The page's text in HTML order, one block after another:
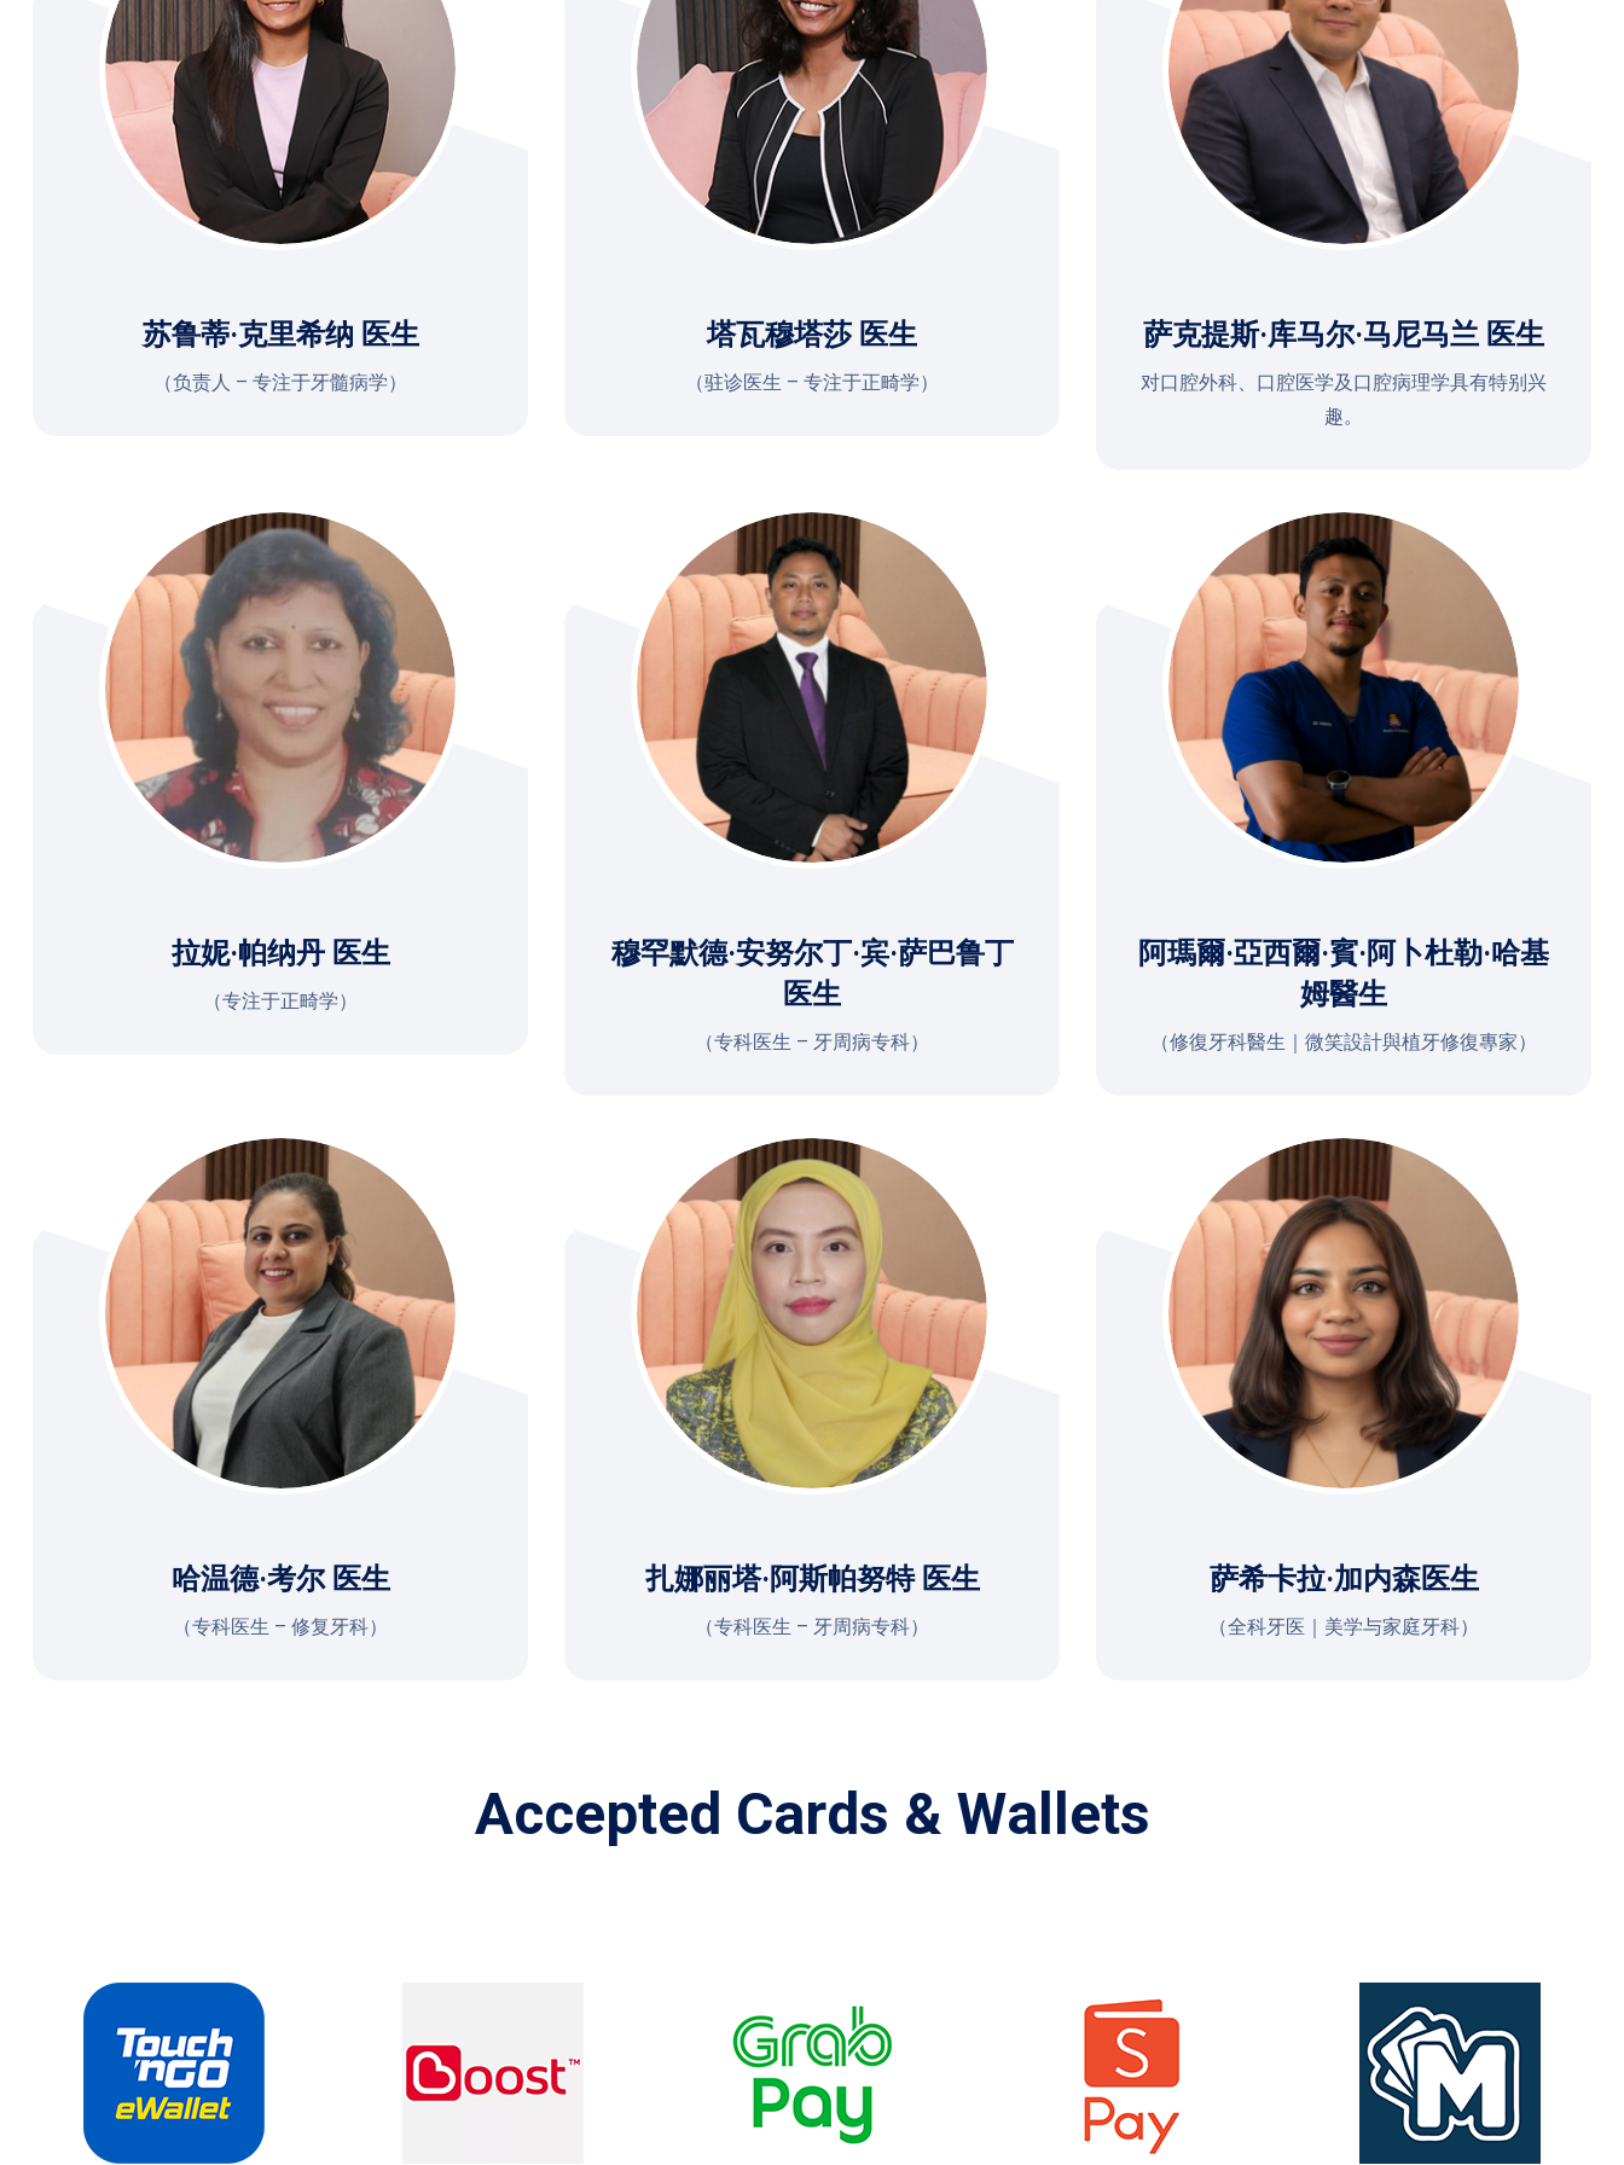
苏鲁蒂·克里希纳 医生
（负责人 – 专注于牙髓病学）
塔瓦穆塔莎 医生
（驻诊医生 – 专注于正畸学）
萨克提斯·库马尔·马尼马兰 医生
对口腔外科、口腔医学及口腔病理学具有特别兴
趣。
拉妮·帕纳丹 医生
（专注于正畸学）
穆罕默德·安努尔丁·宾·萨巴鲁丁
医生
（专科医生 – 牙周病专科）
阿瑪爾·亞西爾·賓·阿卜杜勒·哈基
姆醫生
（修復牙科醫生｜微笑設計與植牙修復專家）
哈温德·考尔 医生
（专科医生 – 修复牙科）
扎娜丽塔·阿斯帕努特 医生
（专科医生 – 牙周病专科）
萨希卡拉·加内森医生
（全科牙医｜美学与家庭牙科）
Accepted Cards & Wallets